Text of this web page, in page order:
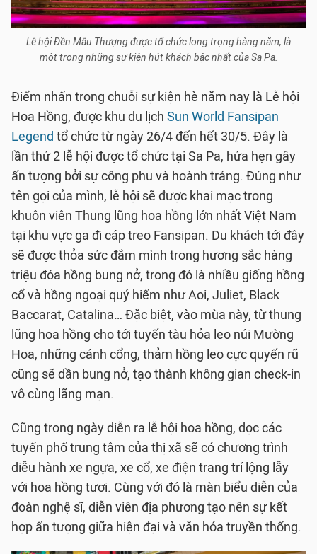
Lễ hội Đền Mẫu Thượng được tổ chức long trọng hàng năm, là
một trong những sự kiện hút khách bậc nhất của Sa Pa.
Điểm nhấn trong chuỗi sự kiện hè năm nay là Lễ hội
Hoa Hồng, được khu du lịch Sun World Fansipan
Legend tổ chức từ ngày 26/4 đến hết 30/5. Đây là
lần thứ 2 lễ hội được tổ chức tại Sa Pa, hứa hẹn gây
ấn tượng bởi sự công phu và hoành tráng. Đúng như
tên gọi của mình, lễ hội sẽ được khai mạc trong
khuôn viên Thung lũng hoa hồng lớn nhất Việt Nam
tại khu vực ga đi cáp treo Fansipan. Du khách tới đây
sẽ được thỏa sức đắm mình trong hương sắc hàng
triệu đóa hồng bung nở, trong đó là nhiều giống hồng
cổ và hồng ngoại quý hiếm như Aoi, Juliet, Black
Baccarat, Catalina… Đặc biệt, vào mùa này, từ thung
lũng hoa hồng cho tới tuyến tàu hỏa leo núi Mường
Hoa, những cánh cổng, thảm hồng leo cực quyến rũ
cũng sẽ dần bung nở, tạo thành không gian check-in
vô cùng lãng mạn.
Cũng trong ngày diễn ra lễ hội hoa hồng, dọc các
tuyến phố trung tâm của thị xã sẽ có chương trình
diễu hành xe ngựa, xe cổ, xe điện trang trí lộng lẫy
với hoa hồng tươi. Cùng với đó là màn biểu diễn của
đoàn nghệ sĩ, diễn viên địa phương tạo nên sự kết
hợp ấn tượng giữa hiện đại và văn hóa truyền thống.